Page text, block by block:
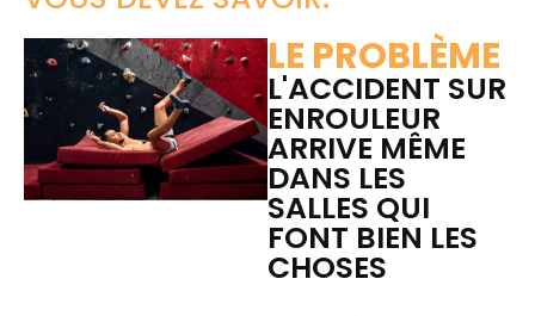
LE PROBLÈME
L'ACCIDENT SUR
ENROULEUR
ARRIVE MÊME
DANS LES
SALLES QUI
FONT BIEN LES
CHOSES